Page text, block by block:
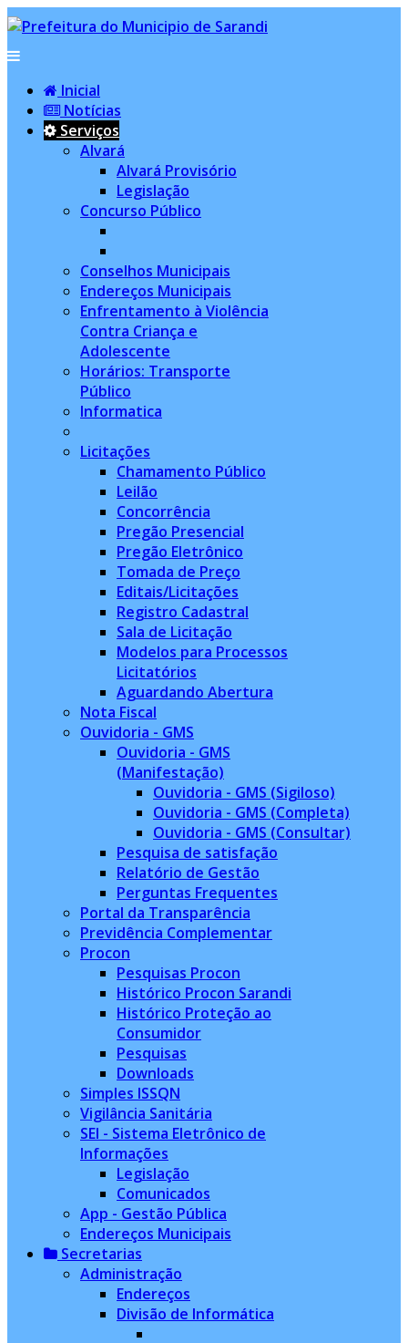
Inicial
Notícias
Serviços
Alvará
Alvará Provisório
Legislação
Concurso Público
Conselhos Municipais
Endereços Municipais
Enfrentamento à Violência
Contra Criança e
Adolescente
Horários: Transporte
Público
Informatica
Licitações
Chamamento Público
Leilão
Concorrência
Pregão Presencial
Pregão Eletrônico
Tomada de Preço
Editais/Licitações
Registro Cadastral
Sala de Licitação
Modelos para Processos
Licitatórios
Aguardando Abertura
Nota Fiscal
Ouvidoria - GMS
Ouvidoria - GMS
(Manifestação)
Ouvidoria - GMS (Sigiloso)
Ouvidoria - GMS (Completa)
Ouvidoria - GMS (Consultar)
Pesquisa de satisfação
Relatório de Gestão
Perguntas Frequentes
Portal da Transparência
Previdência Complementar
Procon
Pesquisas Procon
Histórico Procon Sarandi
Histórico Proteção ao
Consumidor
Pesquisas
Downloads
Simples ISSQN
Vigilância Sanitária
SEI - Sistema Eletrônico de
Informações
Legislação
Comunicados
App - Gestão Pública
Endereços Municipais
Secretarias
Administração
Endereços
Divisão de Informática